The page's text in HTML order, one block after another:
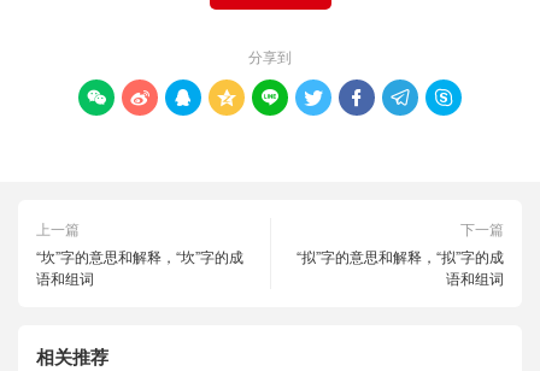
分享到
        
上一篇
“坎”字的意思和解释，“坎”字的成
语和组词
下一篇
“拟”字的意思和解释，“拟”字的成
语和组词
相关推荐